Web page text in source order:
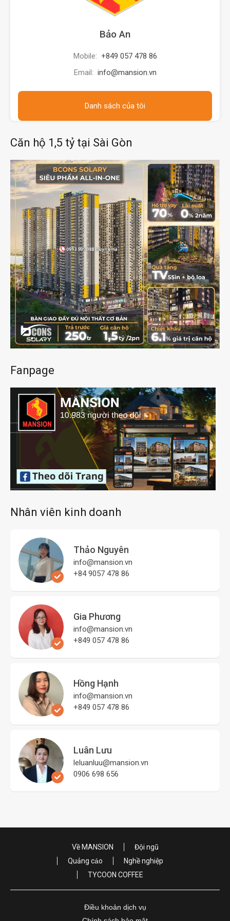
Bảo An
Mobile: +849 057 478 86
Email: info@mansion.vn
Danh sách của tôi
Căn hộ 1,5 tỷ tại Sài Gòn
Fanpage
Nhân viên kinh doanh
Thảo Nguyên
info@mansion.vn
+84 9057 478 86
Gia Phương
info@mansion.vn
+849 057 478 86
Hồng Hạnh
info@mansion.vn
+849 057 478 86
Luân Lưu
leluanluu@mansion.vn
0906 698 656
Về MANSION
Đội ngũ
Quảng cáo
Nghề nghiệp
TYCOON COFFEE
Điều khoản dịch vụ